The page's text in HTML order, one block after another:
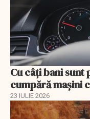
Cu câţi bani
cumpără maşini
23 IULIE 2026